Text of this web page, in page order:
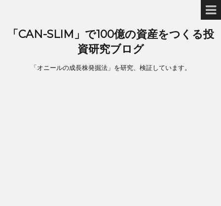
「CAN-SLIM」で100億の資産をつくる投
資研究ブログ
「オニールの成長株発掘法」を研究、検証しています。